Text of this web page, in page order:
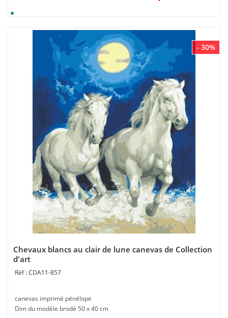
- 30%
Chevaux blancs au clair de lune canevas de Collection
d'art
CDA11-857
canevas imprimé pénélope
Dim du modèle brodé 50 x 40 cm